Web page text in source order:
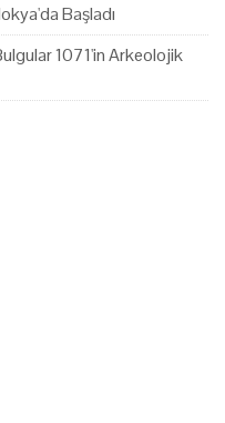
Başladı
1071'in Arkeolojik